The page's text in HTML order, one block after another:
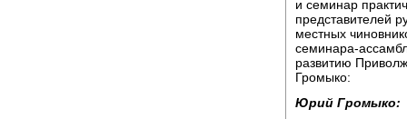
и семинар
представителей
местных
семинара-
развитию
Громыко:
Юрий Громыко: